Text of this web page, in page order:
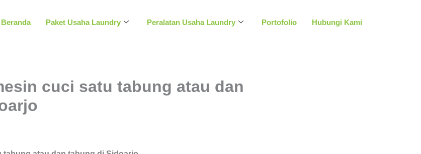
Beranda Paket Usaha Laundry Peralatan Usaha Laundry Portofolio Hubungi Kami
cuci satu tabung atau dan